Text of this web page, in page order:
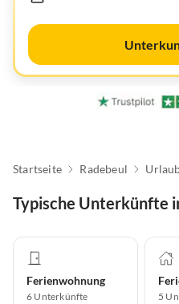
Startseite Radebeul
Typische Unterkünfte
Ferienwohnung
6 Unterkünfte 5